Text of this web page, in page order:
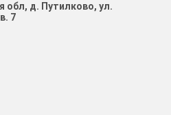
обл, д. Путилково, ул.
7